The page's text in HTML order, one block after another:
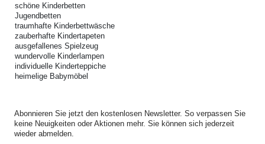
schöne Kinderbetten
Jugendbetten
traumhafte Kinderbettwäsche
zauberhafte Kindertapeten
ausgefallenes Spielzeug
wundervolle Kinderlampen
individuelle Kinderteppiche
heimelige Babymöbel
Abonnieren Sie jetzt den kostenlosen Newsletter. So verpassen Sie
keine Neuigkeiten oder Aktionen mehr. Sie können sich jederzeit
wieder abmelden.